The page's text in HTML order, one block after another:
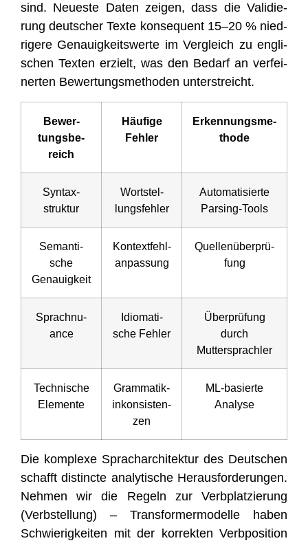
sind. Neu­es­te Daten zei­gen, dass die Vali­die­
rung deut­scher Tex­te kon­se­quent 15–20 % nied­
ri­ge­re Genau­ig­keits­wer­te im Ver­gleich zu eng­li­
schen Tex­ten erzielt, was den Bedarf an ver­fei­
ner­ten Bewer­tungs­me­tho­den unterstreicht.
Bewer­
tungs­be­
reich
Häu­fi­ge
Fehler
Erken­nungs­me­
tho­de
Syn­tax­
struk­tur
Wort­stel­
lungs­feh­ler
Auto­ma­ti­sier­te
Parsing-Tools
Seman­ti­
sche
Genauigkeit
Kon­text­fehl­
an­pas­sung
Quel­len­über­prü­
fung
Sprach­nu­
an­ce
Idio­ma­ti­
sche Fehler
Über­prü­fung
durch
Muttersprachler
Tech­ni­sche
Elemente
Gram­ma­tik­
in­kon­sis­ten­
zen
ML-basier­te
Analyse
Die kom­ple­xe Sprach­ar­chi­tek­tur des Deut­schen
schafft distinc­te ana­ly­ti­sche Her­aus­for­de­run­gen.
Neh­men wir die Regeln zur Verb­plat­zie­rung
(Verb­stel­lung) – Trans­for­mer­mo­del­le haben
Schwie­rig­kei­ten mit der kor­rek­ten Verb­po­si­ti­on